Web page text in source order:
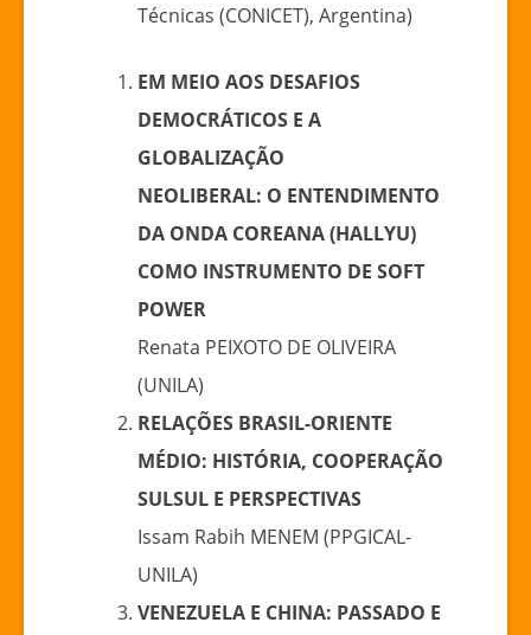
Técnicas (CONICET), Argentina)
EM MEIO AOS DESAFIOS
DEMOCRÁTICOS E A
GLOBALIZAÇÃO
NEOLIBERAL: O ENTENDIMENTO
DA ONDA COREANA (HALLYU)
COMO INSTRUMENTO DE SOFT
POWER
Renata PEIXOTO DE OLIVEIRA
(UNILA)
RELAÇÕES BRASIL-ORIENTE
MÉDIO: HISTÓRIA, COOPERAÇÃO
SULSUL E PERSPECTIVAS
Issam Rabih MENEM (PPGICAL-
UNILA)
VENEZUELA E CHINA: PASSADO E